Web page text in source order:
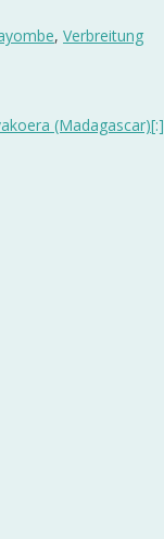
, Verbreitung
(Madagascar)[:]